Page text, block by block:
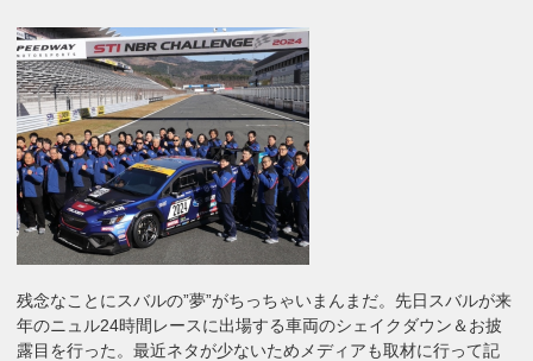
残念なことにスバルの”夢”がちっちゃいまんまだ。先日スバルが来
年のニュル24時間レースに出場する車両のシェイクダウン＆お披
露目を行った。最近ネタが少ないためメディアも取材に行って記